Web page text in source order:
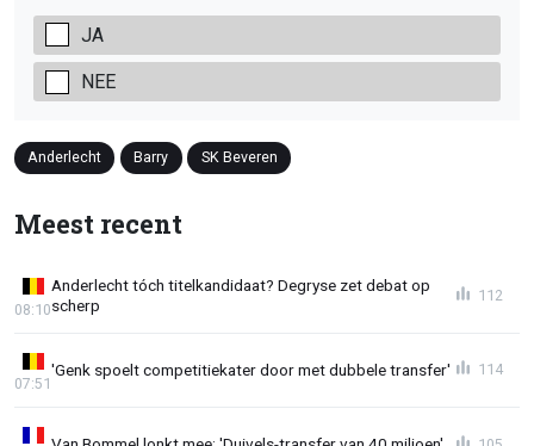
JA
NEE
Anderlecht Barry SK Beveren
Meest recent
Anderlecht tóch titelkandidaat? Degryse zet debat op
scherp
08:10
112
'Genk spoelt competitiekater door met dubbele transfer'
07:51
114